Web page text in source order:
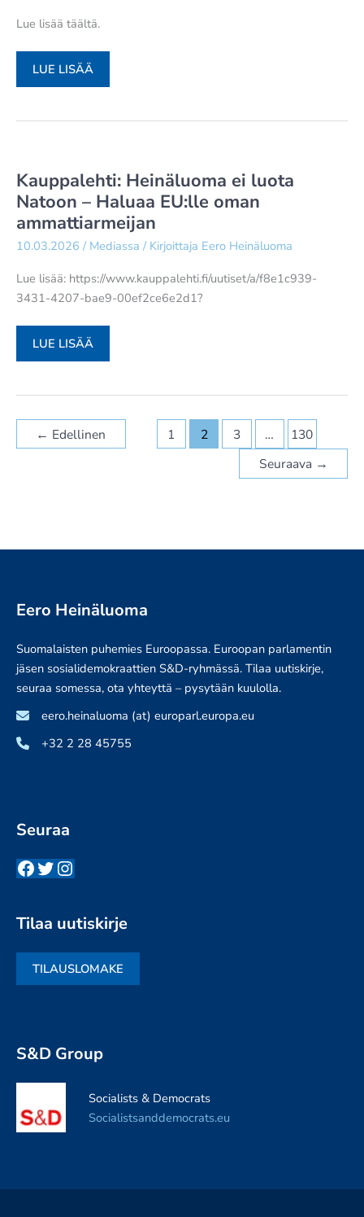
Lue lisää täältä.
ILTALEHTI:
EU-
VAROITUS
MUUTOS
VOI
OLLA
KOHTALOKAS
LUE LISÄÄ
Kauppalehti: Heinäluoma ei luota
Natoon – Haluaa EU:lle oman
ammattiarmeijan
10.03.2026 / Mediassa / Kirjoittaja Eero Heinäluoma
Lue lisää: https://www.kauppalehti.fi/uutiset/a/f8e1c939-
3431-4207-bae9-00ef2ce6e2d1?
KAUPPALEHTI:
HEINÄLUOMA
LUOTA
NATOON
LUE LISÄÄ
← Edellinen 1 2 3 …
130
Seuraava →
Eero Heinäluoma
Suomalaisten puhemies Euroopassa. Euroopan parlamentin
jäsen sosialidemokraattien S&D-ryhmässä. Tilaa uutiskirje,
seuraa somessa, ota yhteyttä – pysytään kuulolla.
eero.heinaluoma (at) europarl.europa.eu
+32 2 28 45755
Seuraa
Facebook
Twitter
Instagram
Tilaa uutiskirje
TILAUSLOMAKE
S&D Group
Socialists & Democrats
Socialistsanddemocrats.eu